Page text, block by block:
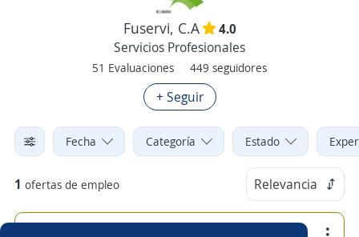
Fuservi, C.A
4.0
Servicios Profesionales
51 Evaluaciones 449 seguidores
+ Seguir
Fecha Categoría Estado
1 ofertas de empleo Relevancia